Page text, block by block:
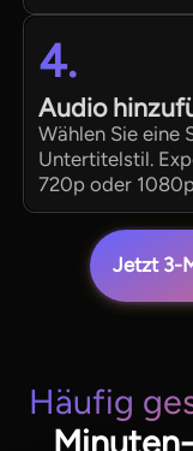
4.
Audio
Wählen Sie eine
Untertitelstil.
720p oder
Jetzt 3-
Häufig